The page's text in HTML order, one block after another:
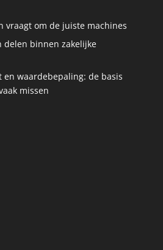
vraagt om de juiste machines
delen binnen zakelijke
en waardebepaling: de basis
missen